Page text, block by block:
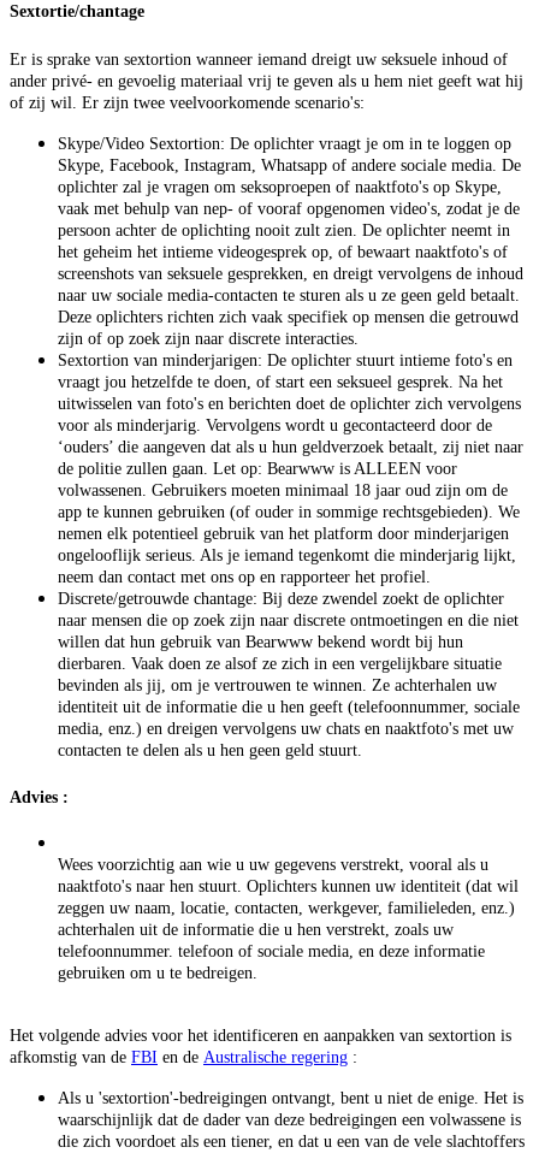
Sextortie/chantage
Er is sprake van sextortion wanneer iemand dreigt uw seksuele inhoud of
ander privé- en gevoelig materiaal vrij te geven als u hem niet geeft wat hij
of zij wil. Er zijn twee veelvoorkomende scenario's:
Skype/Video Sextortion: De oplichter vraagt je om in te loggen op
Skype, Facebook, Instagram, Whatsapp of andere sociale media. De
oplichter zal je vragen om seksoproepen of naaktfoto's op Skype,
vaak met behulp van nep- of vooraf opgenomen video's, zodat je de
persoon achter de oplichting nooit zult zien. De oplichter neemt in
het geheim het intieme videogesprek op, of bewaart naaktfoto's of
screenshots van seksuele gesprekken, en dreigt vervolgens de inhoud
naar uw sociale media-contacten te sturen als u ze geen geld betaalt.
Deze oplichters richten zich vaak specifiek op mensen die getrouwd
zijn of op zoek zijn naar discrete interacties.
Sextortion van minderjarigen: De oplichter stuurt intieme foto's en
vraagt jou hetzelfde te doen, of start een seksueel gesprek. Na het
uitwisselen van foto's en berichten doet de oplichter zich vervolgens
voor als minderjarig. Vervolgens wordt u gecontacteerd door de
‘ouders’ die aangeven dat als u hun geldverzoek betaalt, zij niet naar
de politie zullen gaan. Let op: Bearwww is ALLEEN voor
volwassenen. Gebruikers moeten minimaal 18 jaar oud zijn om de
app te kunnen gebruiken (of ouder in sommige rechtsgebieden). We
nemen elk potentieel gebruik van het platform door minderjarigen
ongelooflijk serieus. Als je iemand tegenkomt die minderjarig lijkt,
neem dan contact met ons op en rapporteer het profiel.
Discrete/getrouwde chantage: Bij deze zwendel zoekt de oplichter
naar mensen die op zoek zijn naar discrete ontmoetingen en die niet
willen dat hun gebruik van Bearwww bekend wordt bij hun
dierbaren. Vaak doen ze alsof ze zich in een vergelijkbare situatie
bevinden als jij, om je vertrouwen te winnen. Ze achterhalen uw
identiteit uit de informatie die u hen geeft (telefoonnummer, sociale
media, enz.) en dreigen vervolgens uw chats en naaktfoto's met uw
contacten te delen als u hen geen geld stuurt.
Advies :
Wees voorzichtig aan wie u uw gegevens verstrekt, vooral als u
naaktfoto's naar hen stuurt. Oplichters kunnen uw identiteit (dat wil
zeggen uw naam, locatie, contacten, werkgever, familieleden, enz.)
achterhalen uit de informatie die u hen verstrekt, zoals uw
telefoonnummer. telefoon of sociale media, en deze informatie
gebruiken om u te bedreigen.
Het volgende advies voor het identificeren en aanpakken van sextortion is
afkomstig van de FBI en de Australische regering :
Als u 'sextortion'-bedreigingen ontvangt, bent u niet de enige. Het is
waarschijnlijk dat de dader van deze bedreigingen een volwassene is
die zich voordoet als een tiener, en dat u een van de vele slachtoffers